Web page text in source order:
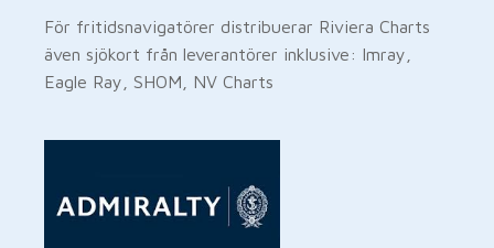
För fritidsnavigatörer distribuerar Riviera Charts
även sjökort från leverantörer inklusive: Imray,
Eagle Ray, SHOM, NV Charts